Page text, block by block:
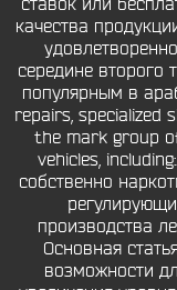
ставок или
качества
середине второго
популярным в
repairs, specialized
the mark group
vehicles,
собственно
производства
Основная
возможности